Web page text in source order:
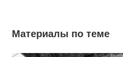
Материалы по теме